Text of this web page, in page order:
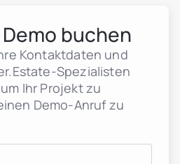
buchen
Kontaktdaten und
Spezialisten
Ihr Projekt zu
Demo-Anruf zu